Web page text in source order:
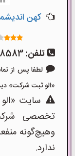
کهن
تلفن:
لطفا پس از
«الو ثبت شرکت» دیده ام و
سایت
تخصصی
وهیچ‌گونه
ندارد.